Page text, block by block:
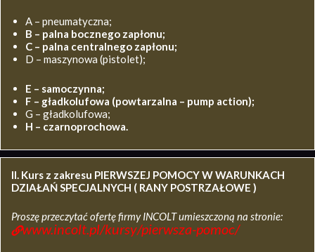
A – pneumatyczna;
B – palna bocznego zapłonu;
C – palna centralnego zapłonu;
D – maszynowa (pistolet);
E – samoczynna;
F – gładkolufowa (powtarzalna – pump action);
G – gładkolufowa;
H – czarnoprochowa.
II. Kurs z zakresu PIERWSZEJ POMOCY W WARUNKACH
DZIAŁAŃ SPECJALNYCH ( RANY POSTRZAŁOWE )
Proszę przeczytać ofertę firmy INCOLT umieszczoną na stronie:
www.incolt.pl/kursy/pierwsza-pomoc/